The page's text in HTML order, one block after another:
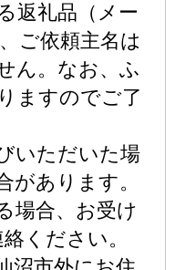
返礼品（メー
ご依頼主名は
ん。なお、ふ
ますのでご了
いただいた場
があります。
場合、お受け
ください。